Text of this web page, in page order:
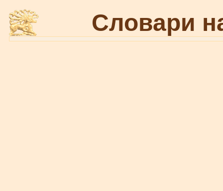
Словари